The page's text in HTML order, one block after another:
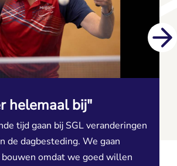
helemaal bij"
tijd gaan bij SGL veranderingen
de dagbesteding. We gaan
omdat we goed willen